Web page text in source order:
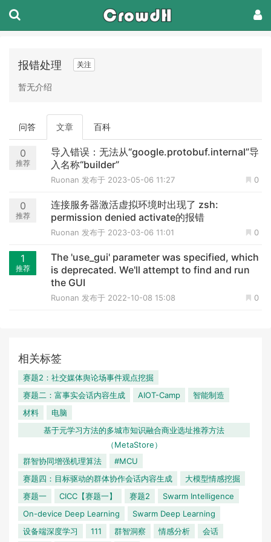
报错处理 关注
暂无介绍
问答 文章 百科
0
推荐
导入错误：无法从“google.protobuf.internal”导
入名称“builder”
0
Ruonan 发布于 2023-05-06 11:27
0
推荐
连接服务器激活虚拟环境时出现了 zsh:
permission denied activate的报错
0
Ruonan 发布于 2023-03-06 11:01
1
推荐
The 'use_gui' parameter was specified, which
is deprecated. We'll attempt to find and run
the GUI
0
Ruonan 发布于 2022-10-08 15:08
相关标签
赛题2：社交媒体舆论场事件观点挖掘
赛题二：富事实会话内容生成
AIOT-Camp
智能制造
材料
电脑
基于元学习方法的多城市知识融合商业选址推荐方法
（MetaStore）
群智协同增强机理算法
#MCU
赛题四：目标驱动的群体协作会话内容生成
大模型情感挖掘
赛题一
CICC【赛题一】 赛题2
Swarm Intelligence
On-device Deep Learning
Swarm Deep Learning
设备端深度学习
111 群智洞察 情感分析 会话